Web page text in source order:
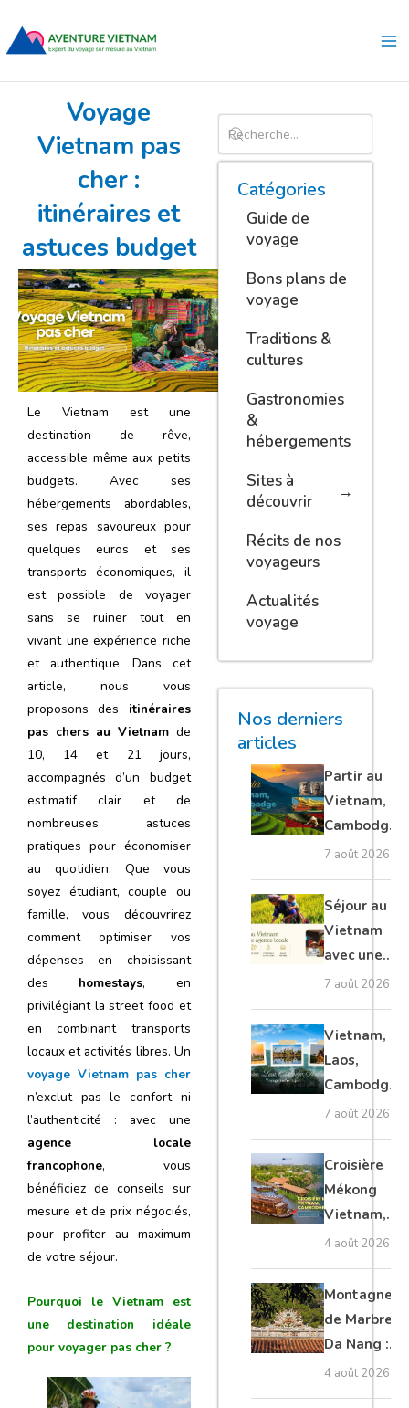
contenu
Voyage
Vietnam pas
cher :
itinéraires et
astuces budget
Le Vietnam est une
destination de rêve,
accessible même aux petits
budgets. Avec ses
hébergements abordables,
ses repas savoureux pour
quelques euros et ses
transports économiques, il
est possible de voyager
sans se ruiner tout en
vivant une expérience riche
et authentique. Dans cet
article, nous vous
proposons des itinéraires
pas chers au Vietnamde
10, 14 et 21 jours,
accompagnés d’un budget
estimatif clair et de
nombreuses astuces
pratiques pour économiser
au quotidien. Que vous
soyez étudiant, couple ou
famille, vous découvrirez
comment optimiser vos
dépenses en choisissant
des homestays, en
privilégiant la street food et
en combinant transports
locaux et activités libres. Un
voyage Vietnam pas cher
n’exclut pas le confort ni
l’authenticité : avec une
agence locale
francophone, vous
bénéficiez de conseils sur
mesure et de prix négociés,
pour profiter au maximum
de votre séjour.
Pourquoi le Vietnam est
une destination idéale
pour voyager pas cher ?
Catégories
Guide de
voyage
Bons plans de
voyage
Traditions &
cultures
Gastronomies
&
hébergements
Sites à
découvrir
Récits de nos
voyageurs
Actualités
voyage
Nos derniers
articles
Partir au
Vietnam,
Cambodge
et Laos :
voyage
authentique
7 août 2026
Séjour au
Vietnam
avec une
agence
locale :
guide
complet
7 août 2026
Vietnam,
Laos,
Cambodge,
Thaïlande :
voyage
authentique
7 août 2026
Croisière
Mékong
Vietnam,
Cambodge
et Laos :
guide
complet
4 août 2026
Montagnes
de Marbre à
Da Nang :
que voir et
comment
4 août 2026